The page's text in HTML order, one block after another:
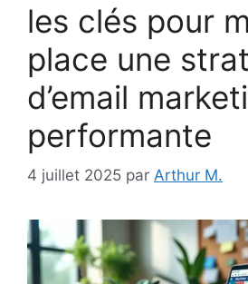
les clés pour
place une
d’email
performante
4 juillet 2025 par Arthur M.